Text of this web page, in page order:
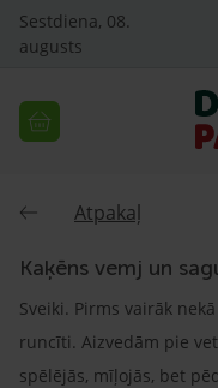
Sestdiena, 08.
augusts
Atpakaļ
Kaķēns vemj un
Sveiki. Pirms vairāk
runcīti. Aizvedām pie
spēlējās, mīļojās, bet